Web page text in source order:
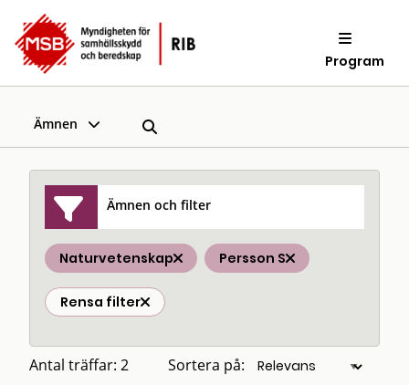
Program
Ämnen
Ämnen och filter
Naturvetenskap Persson S
Rensa filter
Antal träffar: 2 Sortera på: